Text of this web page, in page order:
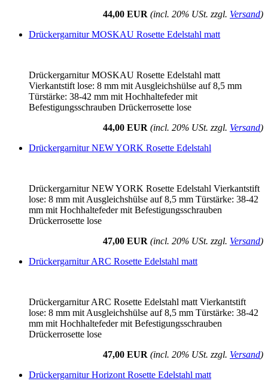
44,00 EUR (incl. 20% USt. zzgl. Versand)
Drückergarnitur MOSKAU Rosette Edelstahl matt
Drückergarnitur MOSKAU Rosette Edelstahl matt
Vierkantstift lose: 8 mm mit Ausgleichshülse auf 8,5 mm
Türstärke: 38-42 mm mit Hochhaltefeder mit
Befestigungsschrauben Drückerrosette lose
44,00 EUR (incl. 20% USt. zzgl. Versand)
Drückergarnitur NEW YORK Rosette Edelstahl
Drückergarnitur NEW YORK Rosette Edelstahl Vierkantstift
lose: 8 mm mit Ausgleichshülse auf 8,5 mm Türstärke: 38-42
mm mit Hochhaltefeder mit Befestigungsschrauben
Drückerrosette lose
47,00 EUR (incl. 20% USt. zzgl. Versand)
Drückergarnitur ARC Rosette Edelstahl matt
Drückergarnitur ARC Rosette Edelstahl matt Vierkantstift
lose: 8 mm mit Ausgleichshülse auf 8,5 mm Türstärke: 38-42
mm mit Hochhaltefeder mit Befestigungsschrauben
Drückerrosette lose
47,00 EUR (incl. 20% USt. zzgl. Versand)
Drückergarnitur Horizont Rosette Edelstahl matt